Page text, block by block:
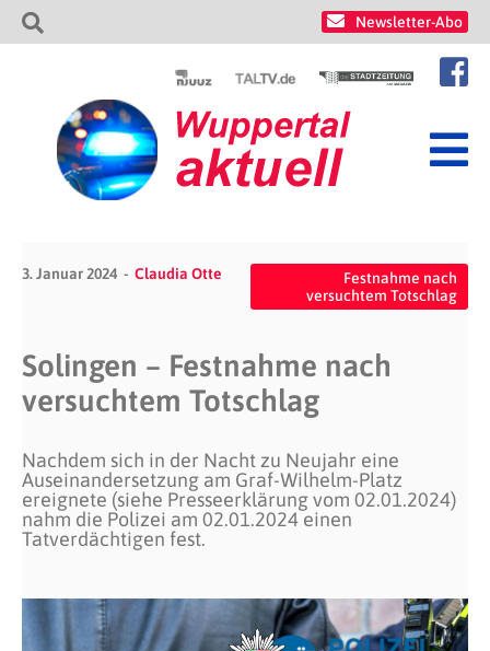
Newsletter-Abo
3. Januar 2024 Claudia Otte
Festnahme nach
versuchtem Totschlag
Solingen – Festnahme nach
versuchtem Totschlag
Nachdem sich in der Nacht zu Neujahr eine
Auseinandersetzung am Graf-Wilhelm-Platz
ereignete (siehe Presseerklärung vom 02.01.2024)
nahm die Polizei am 02.01.2024 einen
Tatverdächtigen fest.